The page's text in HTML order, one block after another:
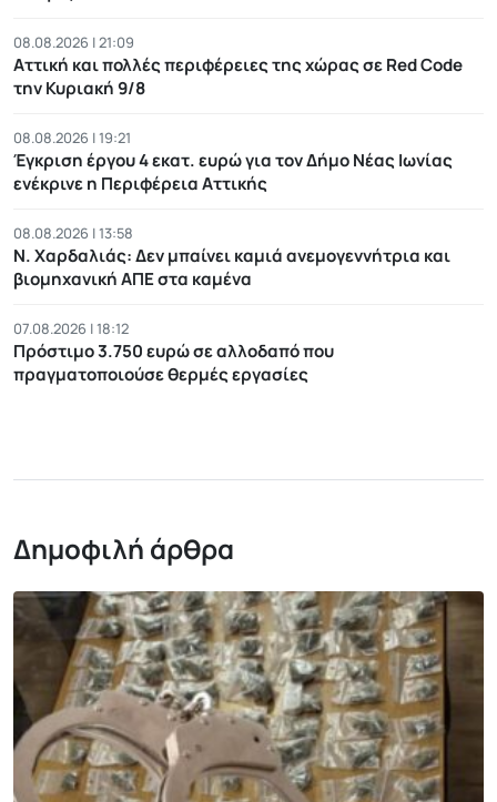
08.08.2026 | 21:09
Αττική και πολλές περιφέρειες της χώρας σε Red Code
την Κυριακή 9/8
08.08.2026 | 19:21
Έγκριση έργου 4 εκατ. ευρώ για τον Δήμο Νέας Ιωνίας
ενέκρινε η Περιφέρεια Αττικής
08.08.2026 | 13:58
Ν. Χαρδαλιάς: Δεν μπαίνει καμιά ανεμογεννήτρια και
βιομηχανική ΑΠΕ στα καμένα
07.08.2026 | 18:12
Πρόστιμο 3.750 ευρώ σε αλλοδαπό που
πραγματοποιούσε θερμές εργασίες
Δημοφιλή άρθρα